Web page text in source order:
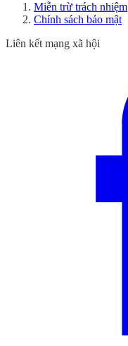
Miễn trừ trách nhiệm
Chính sách bảo mật
Liên kết mạng xã hội